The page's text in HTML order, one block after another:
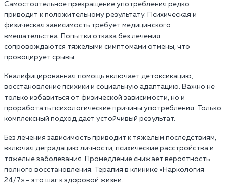
Самостоятельное прекращение употребления редко
приводит к положительному результату. Психическая и
физическая зависимость требует медицинского
вмешательства. Попытки отказа без лечения
сопровождаются тяжелыми симптомами отмены, что
провоцирует срывы.
Квалифицированная помощь включает детоксикацию,
восстановление психики и социальную адаптацию. Важно не
только избавиться от физической зависимости, но и
проработать психологические причины употребления. Только
комплексный подход дает устойчивый результат.
Без лечения зависимость приводит к тяжелым последствиям,
включая деградацию личности, психические расстройства и
тяжелые заболевания. Промедление снижает вероятность
полного восстановления. Терапия в клинике «Наркология
24/7» – это шаг к здоровой жизни.